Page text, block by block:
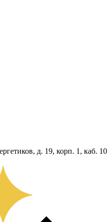
д. 19, корп. 1, каб. 10